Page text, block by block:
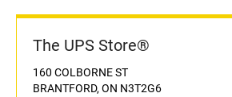
The UPS Store®
160 COLBORNE ST
BRANTFORD, ON N3T2G6